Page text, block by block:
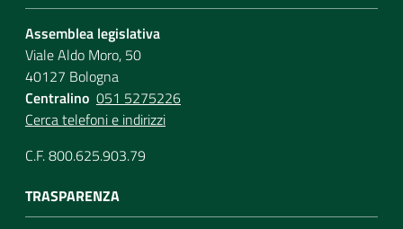
Assemblea legislativa
Viale Aldo Moro, 50
40127 Bologna
Centralino 051 5275226
Cerca telefoni e indirizzi
C.F. 800.625.903.79
TRASPARENZA